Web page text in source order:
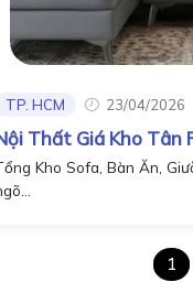
TP. HCM 23/04/2026
Thất Giá Kho Tân
Kho Sofa, Bàn Ăn,
1